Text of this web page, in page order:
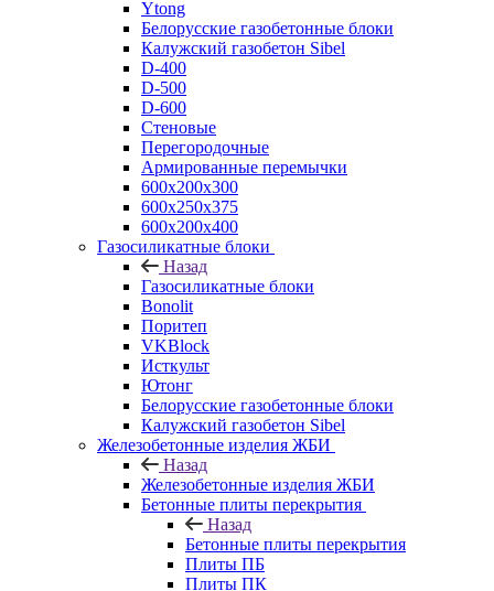
Ytong
Белорусские газобетонные блоки
Калужский газобетон Sibel
D-400
D-500
D-600
Стеновые
Перегородочные
Армированные перемычки
600х200х300
600х250х375
600х200х400
Газосиликатные блоки
Назад
Газосиликатные блоки
Bonolit
Поритеп
VKBlock
Исткульт
Ютонг
Белорусские газобетонные блоки
Калужский газобетон Sibel
Железобетонные изделия ЖБИ
Назад
Железобетонные изделия ЖБИ
Бетонные плиты перекрытия
Назад
Бетонные плиты перекрытия
Плиты ПБ
Плиты ПК